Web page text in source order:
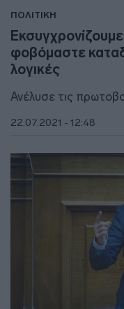
ΠΟΛΙΤΙΚΗ
φοβόμαστε
λογικές
Ανέλυσε τις
22.07.2021 - 12:48